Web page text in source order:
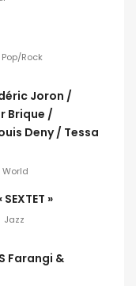
Pop/Rock
Joron /
Brique /
Deny / Tessa
World
SEXTET »
Jazz
Farangi &